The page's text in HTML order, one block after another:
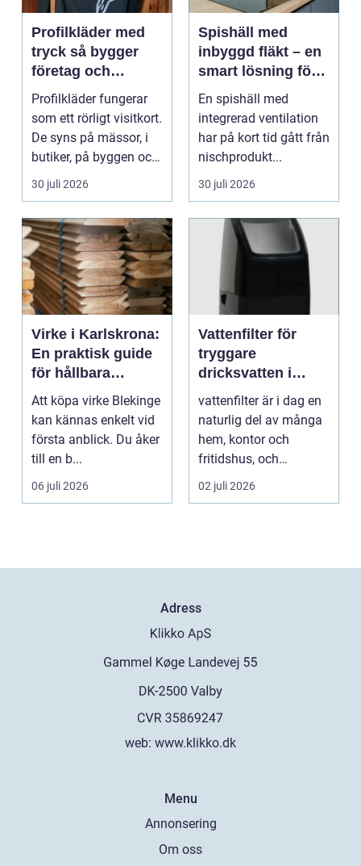
Profilkläder med
tryck så bygger
företag och
klubbar en
starkare identitet
Profilkläder fungerar
som ett rörligt visitkort.
De syns på mässor, i
butiker, på byggen och
längs v...
30 juli 2026
Spishäll med
inbyggd fläkt – en
smart lösning för
moderna kök
En spishäll med
integrerad ventilation
har på kort tid gått från
nischprodukt...
30 juli 2026
Virke i Karlskrona:
En praktisk guide
för hållbara
byggprojekt
Att köpa virke Blekinge
kan kännas enkelt vid
första anblick. Du åker
till en b...
06 juli 2026
Vattenfilter för
tryggare
dricksvatten i
vardagen
vattenfilter är i dag en
naturlig del av många
hem, kontor och
fritidshus, och
intresset ökar för va...
02 juli 2026
Adress
web: www.klikko.dk
Menu
Annonsering
Om oss